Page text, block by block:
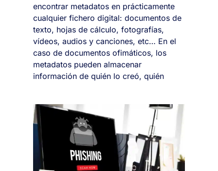
encontrar metadatos en prácticamente
cualquier fichero digital: documentos de
texto, hojas de cálculo, fotografías,
vídeos, audios y canciones, etc… En el
caso de documentos ofimáticos, los
metadatos pueden almacenar
información de quién lo creó, quién